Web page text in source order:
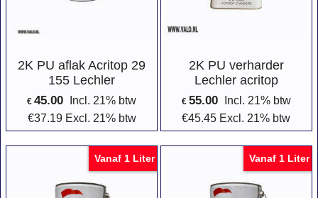
2K PU aflak Acritop 29
155 Lechler
€ 45.00
Incl. 21% btw
€37.19 Excl. 21% btw
2K PU verharder
Lechler acritop
€ 55.00
Incl. 21% btw
€45.45 Excl. 21% btw
Vanaf 1 Liter Vanaf 1 Liter